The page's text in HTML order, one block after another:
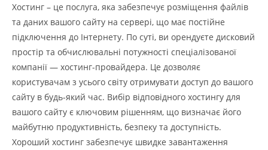
Хостинг – це послуга, яка забезпечує розміщення файлів
та даних вашого сайту на сервері, що має постійне
підключення до Інтернету. По суті, ви орендуєте дисковий
простір та обчислювальні потужності спеціалізованої
компанії — хостинг-провайдера. Це дозволяє
користувачам з усього світу отримувати доступ до вашого
сайту в будь-який час. Вибір відповідного хостингу для
вашого сайту є ключовим рішенням, що визначає його
майбутню продуктивність, безпеку та доступність.
Хороший хостинг забезпечує швидке завантаження